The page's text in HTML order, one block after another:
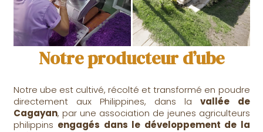
Notre producteur d’ube
Notre ube est cultivé, récolté et transformé en poudre
directement aux Philippines, dans lavallée de
Cagayan, par une association de jeunes agriculteurs
philippins engagés dans le développement de la